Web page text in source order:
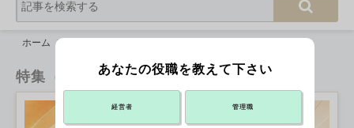
ホーム
特集（CBnews）あなたの役職を教えて下さい
経営者 管理職